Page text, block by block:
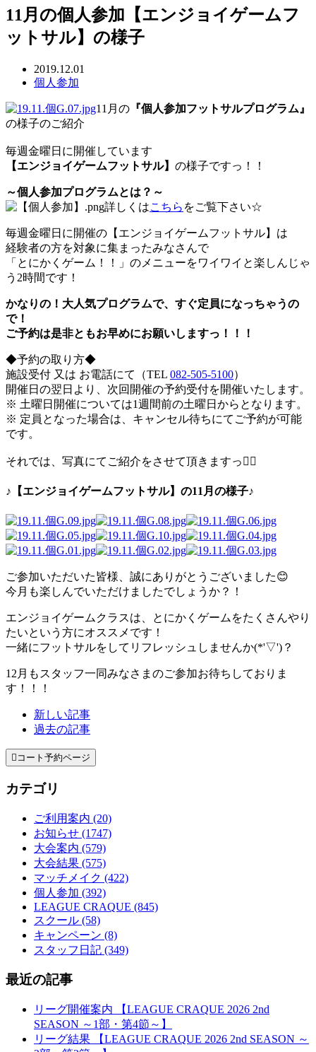
11月の個人参加【エンジョイゲームフ
ットサル】の様子
2019.12.01
個人参加
11月の 『個人参加フットサルプログラム』
の様子のご紹介
毎週金曜日に開催しています
【エンジョイゲームフットサル】 の様子ですっ！！
～個人参加プログラムとは？～
詳しくはこちら をご覧下さい☆
毎週金曜日に開催の【エンジョイゲームフットサル】は
経験者の方を対象に集まったみなさんで
「とにかくゲーム！！」のメニューをワイワイと楽しんじゃ
う2時間です！
かなりの！大人気プログラムで、すぐ定員になっちゃうの
で！
ご予約は是非ともお早めにお願いしますっ！！！
◆予約の取り方◆
施設受付 又は お電話にて（TEL 082-505-5100）
開催日の翌日より、次回開催の予約受付を開催いたします。
※ 土曜日開催については1週間前の土曜日からとなります。
※ 定員となった場合は、キャンセル待ちにてご予約が可能
です。
それでは、写真にてご紹介をさせて頂きますっ✋🏻
♪【エンジョイゲームフットサル】の11月の様子♪
ご参加いただいた皆様、誠にありがとうございました😊
今月も楽しんでいただけましたでしょうか？！
エンジョイゲームクラスは、とにかくゲームをたくさんやり
たいという方にオススメです！
一緒にフットサルをしてリフレッシュしませんか(*'▽')？
12月もスタッフ一同みなさまのご参加お待ちしておりま
す！！！
新しい記事
過去の記事
 コート予約ページ
カテゴリ
ご利用案内 (20)
お知らせ (1747)
大会案内 (579)
大会結果 (575)
マッチメイク (422)
個人参加 (392)
LEAGUE CRAQUE (845)
スクール (58)
キャンペーン (8)
スタッフ日記 (349)
最近の記事
リーグ開催案内 【LEAGUE CRAQUE 2026 2nd
SEASON ～1部・第4節～】
リーグ結果 【LEAGUE CRAQUE 2026 2nd SEASON ～